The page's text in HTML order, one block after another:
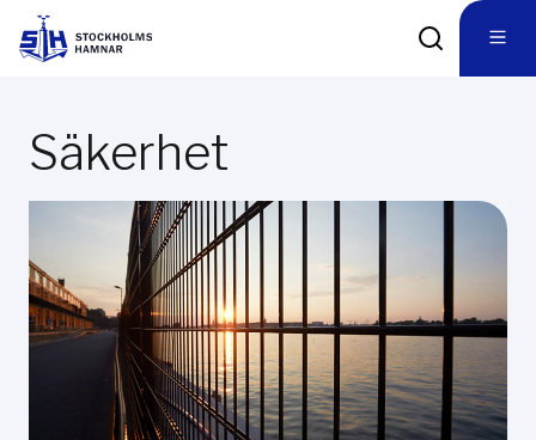
Säkerhet